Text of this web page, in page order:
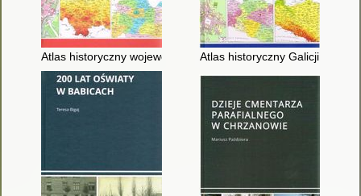
Atlas historyczny województwa krakowskiego
Atlas historyczny Galicji